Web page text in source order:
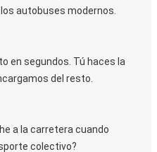
autobuses modernos.
en segundos. Tú haces la
del resto.
a la carretera cuando
colectivo?